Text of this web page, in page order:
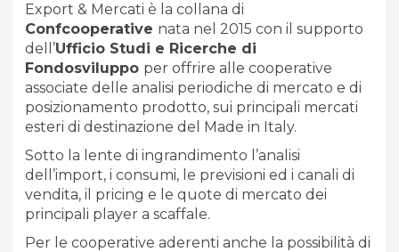
Export & Mercati è la collana di
Confcooperative nata nel 2015 con il supporto
dell’Ufficio Studi e Ricerche di
Fondosviluppo per offrire alle cooperative
associate delle analisi periodiche di mercato e di
posizionamento prodotto, sui principali mercati
esteri di destinazione del Made in Italy.
Sotto la lente di ingrandimento l’analisi
dell’import, i consumi, le previsioni ed i canali di
vendita, il pricing e le quote di mercato dei
principali player a scaffale.
Per le cooperative aderenti anche la possibilità di